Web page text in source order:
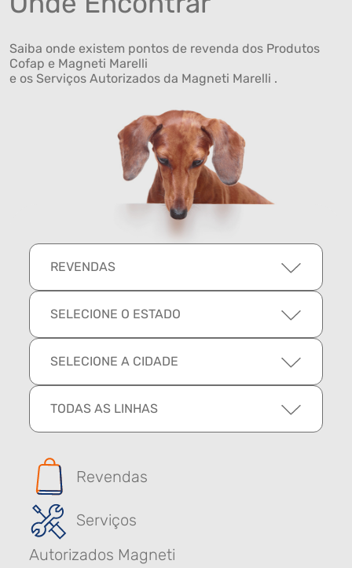
Saiba onde existem pontos de revenda dos Produtos
Cofap e Magneti Marelli
e os Serviços Autorizados da Magneti Marelli .
REVENDAS
SELECIONE O ESTADO
SELECIONE A CIDADE
TODAS AS LINHAS
Revendas
Serviços
Autorizados Magneti